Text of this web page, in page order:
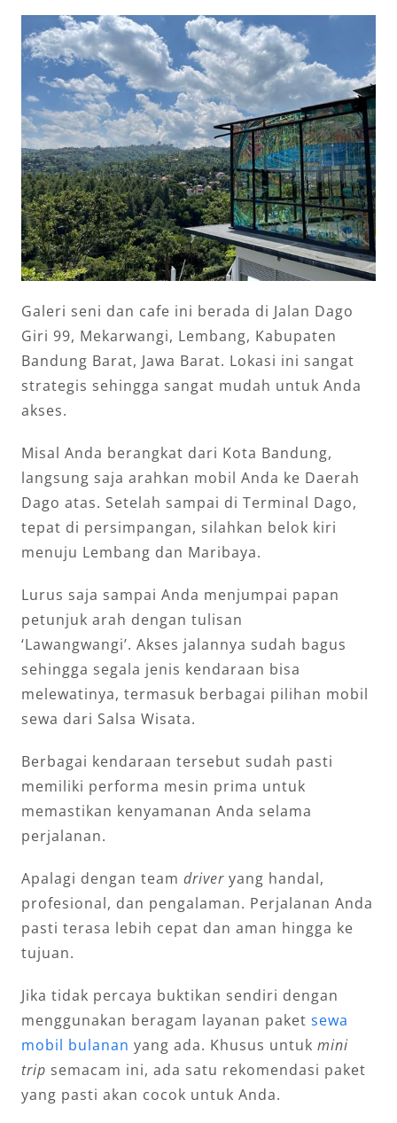
Galeri seni dan cafe ini berada di Jalan Dago
Giri 99, Mekarwangi, Lembang, Kabupaten
Bandung Barat, Jawa Barat. Lokasi ini sangat
strategis sehingga sangat mudah untuk Anda
akses.
Misal Anda berangkat dari Kota Bandung,
langsung saja arahkan mobil Anda ke Daerah
Dago atas. Setelah sampai di Terminal Dago,
tepat di persimpangan, silahkan belok kiri
menuju Lembang dan Maribaya.
Lurus saja sampai Anda menjumpai papan
petunjuk arah dengan tulisan
‘Lawangwangi’. Akses jalannya sudah bagus
sehingga segala jenis kendaraan bisa
melewatinya, termasuk berbagai pilihan mobil
sewa dari Salsa Wisata.
Berbagai kendaraan tersebut sudah pasti
memiliki performa mesin prima untuk
memastikan kenyamanan Anda selama
perjalanan.
Apalagi dengan team driver yang handal,
profesional, dan pengalaman. Perjalanan Anda
pasti terasa lebih cepat dan aman hingga ke
tujuan.
Jika tidak percaya buktikan sendiri dengan
menggunakan beragam layanan paket sewa
mobil bulanan yang ada. Khusus untuk mini
trip semacam ini, ada satu rekomendasi paket
yang pasti akan cocok untuk Anda.